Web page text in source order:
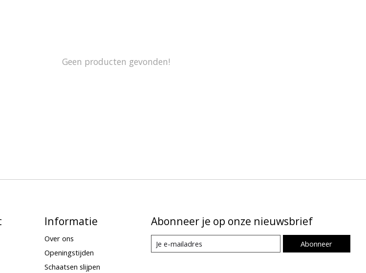
Geen producten gevonden!
Informatie
Over ons
Openingstijden
Schaatsen slijpen
Abonneer je op onze nieuwsbrief
Abonneer